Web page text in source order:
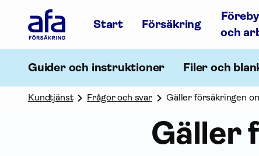
Försäkring
Gå
startsidan
Start Försäkring
och
Guider och instruktioner Filer och
Kundtjänst Frågor och svar Gäller försäkringen
Gäller